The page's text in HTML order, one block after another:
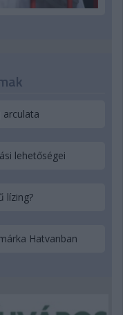
arculata
lehetőségei
lízing?
Hatvanban